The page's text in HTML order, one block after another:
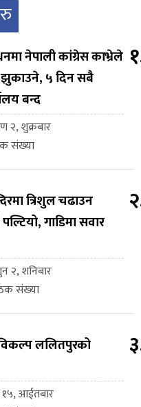
नेपाली कांग्रेस काभ्रेले
५ दिन सबै
बन्द
२, शुक्रबार
संख्या
त्रिशुल चढाउन
गाडिमा सवार
२, शनिबार
संख्या
ललितपुरको
आईतबार